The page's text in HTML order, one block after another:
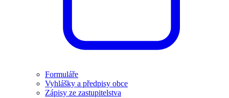
Formuláře
Vyhlášky a předpisy obce
Zápisy ze zastupitelstva